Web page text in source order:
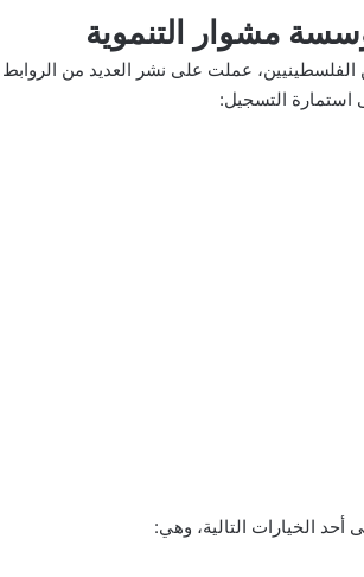
مشوار التنموية
عملت على نشر العديد من الروابط
استمارة التسجيل:
الخيارات التالية، وهي: